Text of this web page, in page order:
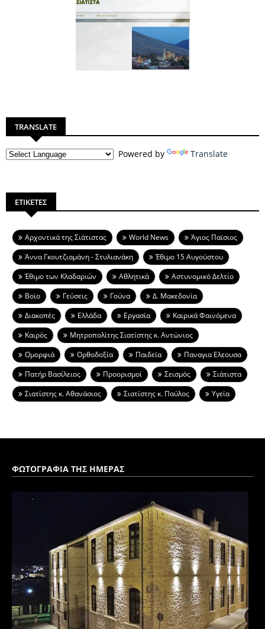
TRANSLATE
Powered by Translate
ΕΤΙΚΕΤΕΣ
Aρχοντικά της Σιάτιστας World News
Άγιος Παϊσιος
Άννα Γκουτζιαμάνη - Στυλιανάκη
Έθιμο 15 Αυγούστου
Έθιμο των Κλαδαριών
Αθλητικά
Αστυνομικό Δελτίο
Βοϊο
Γεύσεις Γούνα
Δ. Μακεδονία
Διακοπές
Ελλάδα Εργασία
Καιρικά Φαινόμενα
Καιρός
Μητροπολίτης Σιατίστης κ. Αντώνιος
Ομορφιά
Ορθοδοξία Παιδεία
Παναγια Ελεουσα
Πατήρ Βασίλειος
Προορισμοί Σεισμός
Σιάτιστα
Σιατίστης κ. Αθανάσιος
Σιατίστης κ. Παύλος Υγεία
ΦΩΤΟΓΡΑΦΙΑ ΤΗΣ ΗΜΕΡΑΣ